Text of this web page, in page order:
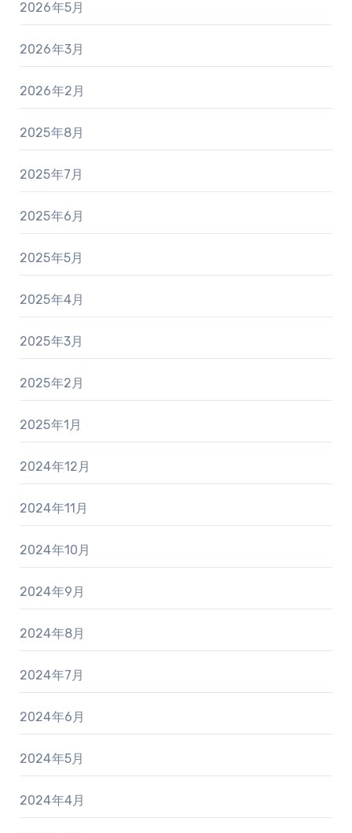
2026年5月
2026年3月
2026年2月
2025年8月
2025年7月
2025年6月
2025年5月
2025年4月
2025年3月
2025年2月
2025年1月
2024年12月
2024年11月
2024年10月
2024年9月
2024年8月
2024年7月
2024年6月
2024年5月
2024年4月